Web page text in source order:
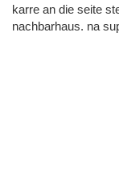
karre an die seite
nachbarhaus. na